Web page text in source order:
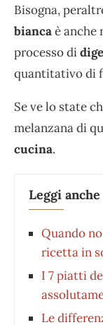
Bisogna,
biancaè anche
processo di
quantitativo di
Se ve lo state
melanzana di
cucina.
Leggi anche
Quando
ricetta in
I 7 piatti
Le